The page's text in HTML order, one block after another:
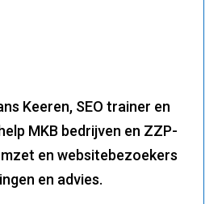
Keeren, SEO trainer en
MKB bedrijven en ZZP-
en websitebezoekers
en advies.